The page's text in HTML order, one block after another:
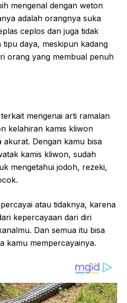
mengenal dengan weton
adalah orangnya suka
ceplos dan juga tidak
daya, meskipun kadang
orang yang membual penuh
mengenai arti ramalan
kelahiran kamis kliwon
Dengan kamu bisa
kamis kliwon, sudah
mengetahui jodoh, rezeki,
atau tidaknya, karena
kepercayaan dari diri
Dan semua itu bisa
kamu mempercayainya.